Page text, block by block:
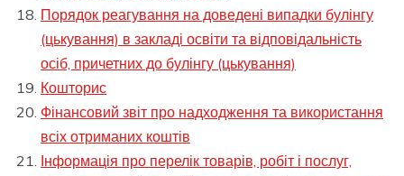
Порядок реагування на доведені випадки булінгу
(цькування) в закладі освіти та відповідальність
осіб, причетних до булінгу (цькування)
Кошторис
Фінансовий звіт про надходження та використання
всіх отриманих коштів
Інформація про перелік товарів, робіт і послуг,